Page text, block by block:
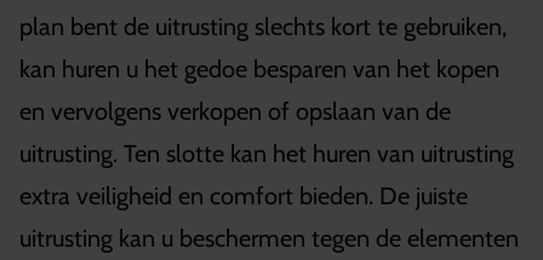
plan bent de uitrusting slechts kort te gebruiken,
kan huren u het gedoe besparen van het kopen
en vervolgens verkopen of opslaan van de
uitrusting. Ten slotte kan het huren van uitrusting
extra veiligheid en comfort bieden. De juiste
uitrusting kan u beschermen tegen de elementen